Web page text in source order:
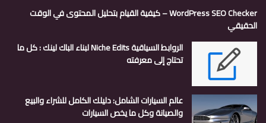
WordPress SEO Checker – كيفية القيام بتحليل المحتوى في الوقت
الحقيقي
الروابط السياقية Niche Edits لبناء الباك لينك : كل ما
تحتاج إلى معرفته
عالم السيارات الشامل: دليلك الكامل للشراء والبيع
والصيانة وكل ما يخص السيارات